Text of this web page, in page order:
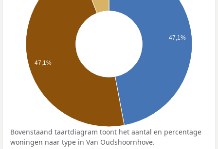
47,1%
47,1%
Bovenstaand taartdiagram toont het aantal en percentage
woningen naar type in Van Oudshoornhove.